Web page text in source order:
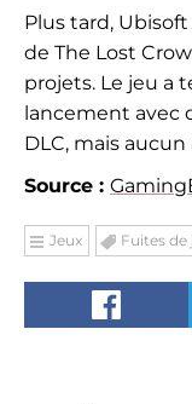
Plus tard,
de The Lost
projets. Le jeu a
lancement avec
DLC, mais
Source :
Jeux Fuites de